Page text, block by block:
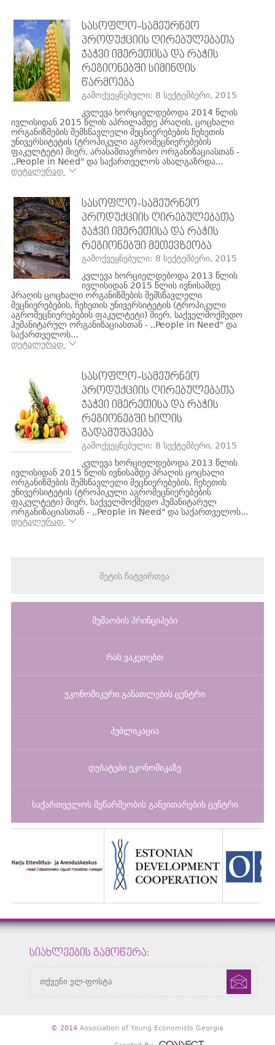
ᲡᲐᲡᲝᲤᲚᲝ-ᲡᲐᲛᲔᲣᲠᲜᲔᲝ
ᲞᲠᲝᲓᲣᲥᲪᲘᲘᲡ ᲦᲘᲠᲔᲑᲣᲚᲔᲑᲐᲗᲐ
ᲯᲐᲭᲕᲘ ᲘᲛᲔᲠᲔᲗᲘᲡᲐ ᲓᲐ ᲠᲐᲭᲘᲡ
ᲠᲔᲒᲘᲝᲜᲔᲑᲨᲘ ᲡᲘᲛᲘᲜᲓᲘᲡ
ᲬᲐᲠᲛᲝᲔᲑᲐ
გამოქვეყნებული: 8 სექტემბერი, 2015
კვლევა ხორციელდებოდა 2014 წლის
ივლისიდან 2015 წლის აპრილამდე პრაღის, ცოცხალი
ორგანიზმების შემსწავლელი მეცნიერებების ჩეხეთის
უნივერსიტეტის (ტროპიკული აგრომეცნიერებების
ფაკულტეტი) მიერ, არასამთავრობო ორგანიზაციასთან -
,,People in Need" და საქართველოს ახალგაზრდა...
დეტალურად
ᲡᲐᲡᲝᲤᲚᲝ-ᲡᲐᲛᲔᲣᲠᲜᲔᲝ
ᲞᲠᲝᲓᲣᲥᲪᲘᲘᲡ ᲦᲘᲠᲔᲑᲣᲚᲔᲑᲐᲗᲐ
ᲯᲐᲭᲕᲘ ᲘᲛᲔᲠᲔᲗᲘᲡᲐ ᲓᲐ ᲠᲐᲭᲘᲡ
ᲠᲔᲒᲘᲝᲜᲔᲑᲨᲘ ᲛᲔᲗᲔᲕᲖᲔᲝᲑᲐ
გამოქვეყნებული: 8 სექტემბერი, 2015
კვლევა ხორციელდებოდა 2013 წლის
ივლისიდან 2015 წლის ივნისამდე
პრაღის ცოცხალი ორგანიზმების შემსწავლელი
მეცნიერებების, ჩეხეთის უნივერსიტეტის (ტროპიკული
აგრომეცნიერებების ფაკულტეტი) მიერ, საქველმოქმედო
ჰუმანიტარულ ორგანიზაციასთან - ,,People in Need" და
საქართველოს...
დეტალურად
ᲡᲐᲡᲝᲤᲚᲝ-ᲡᲐᲛᲔᲣᲠᲜᲔᲝ
ᲞᲠᲝᲓᲣᲥᲪᲘᲘᲡ ᲦᲘᲠᲔᲑᲣᲚᲔᲑᲐᲗᲐ
ᲯᲐᲭᲕᲘ ᲘᲛᲔᲠᲔᲗᲘᲡᲐ ᲓᲐ ᲠᲐᲭᲘᲡ
ᲠᲔᲒᲘᲝᲜᲔᲑᲨᲘ ᲮᲘᲚᲘᲡ
ᲒᲐᲓᲐᲛᲣᲨᲐᲕᲔᲑᲐ
გამოქვეყნებული: 8 სექტემბერი, 2015
კვლევა ხორციელდებოდა 2013 წლის
ივლისიდან 2015 წლის ივნისამდე პრაღის ცოცხალი
ორგანიზმების შემსწავლელი მეცნიერებების, ჩეხეთის
უნივერსიტეტის (ტროპიკული აგრომეცნიერებების
ფაკულტეტი) მიერ, საქველმოქმედო ჰუმანიტარულ
ორგანიზაციასთან - ,,People in Need" და საქართველოს...
დეტალურად
მეტის ჩატვირთვა
მუშაობის პრინციპები
რას ვაკეთებთ
ეკონომიკური განათლების ცენტრი
პუბლიკაცია
დებატები ეკონომიკაზე
საქართველოს მეწარმეობის განვითარების ცენტრი
ᲡᲘᲐᲮᲚᲔᲔᲑᲘᲡ ᲒᲐᲛᲝᲬᲔᲠᲐ:
© 2014Association of Young Economists Georgia